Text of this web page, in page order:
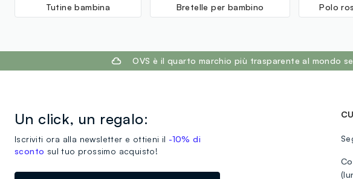
Tutine bambina Bretelle per bambino Polo
OVS è il quarto marchio più trasparente al mondo
Un click, un regalo:
Iscriviti ora alla newsletter e ottieni il -10% di
sconto sul tuo prossimo acquisto!